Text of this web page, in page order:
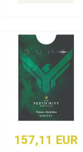
157,11 EUR